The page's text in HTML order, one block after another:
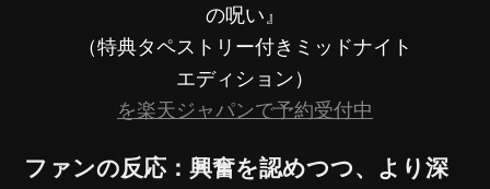
の呪い』
（特典タペストリー付きミッドナイト
エディション）
を楽天ジャパンで予約受付中
ファンの反応：興奮を認めつつ、より深